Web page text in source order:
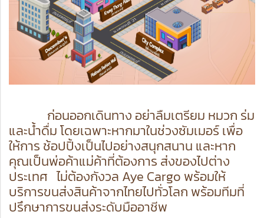
ก่อนออกเดินทาง อย่าลืมเตรียม หมวก ร่ม
และน้ำดื่ม โดยเฉพาะหากมาในช่วงซัมเมอร์ เพื่อ
ให้การ ช้อปปิ้งเป็นไปอย่างสนุกสนาน และหาก
คุณเป็นพ่อค้าแม่ค้าที่ต้องการ ส่งของไปต่าง
ประเทศ ไม่ต้องกังวล Aye Cargo พร้อมให้
บริการขนส่งสินค้าจากไทยไปทั่วโลก พร้อมทีมที่
ปรึกษาการขนส่งระดับมืออาชีพ